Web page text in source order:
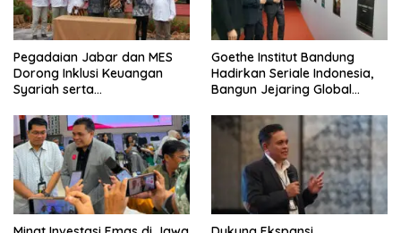
Pegadaian Jabar dan MES
Dorong Inklusi Keuangan
Syariah serta
Goethe Institut Bandung
Hadirkan Seriale Indonesia,
Bangun Jejaring Global